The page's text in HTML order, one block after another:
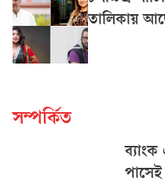
তালিকায়
সম্পর্কিত
ব্যাংক